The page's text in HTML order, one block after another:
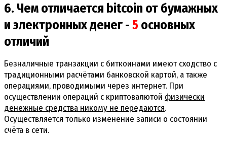
6. Чем отличается bitcoin от бумажных
и электронных денег -5 основных
отличий
Безналичные транзакции с биткоинами имеют сходство с
традиционными расчётами банковской картой, а также
операциями, проводимыми через интернет. При
осуществлении операций с криптовалютой физически
денежные средства никому не передаются.
Осуществляется только изменение записи о состоянии
счёта в сети.